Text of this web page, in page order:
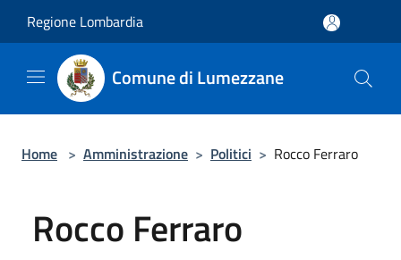
Regione Lombardia
Comune di Lumezzane
Home > Amministrazione > Politici > Rocco Ferraro
Rocco Ferraro